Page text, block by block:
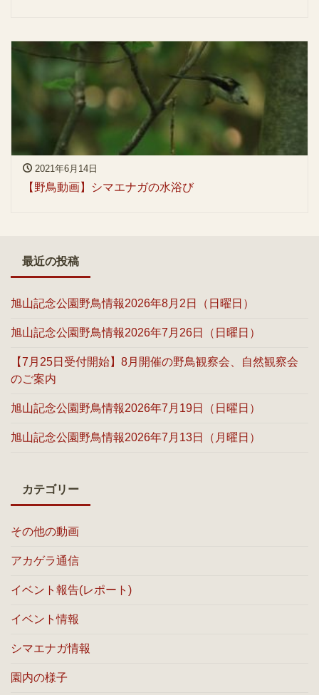
2021年6月14日
【野鳥動画】シマエナガの水浴び
最近の投稿
旭山記念公園野鳥情報2026年8月2日（日曜日）
旭山記念公園野鳥情報2026年7月26日（日曜日）
【7月25日受付開始】8月開催の野鳥観察会、自然観察会
のご案内
旭山記念公園野鳥情報2026年7月19日（日曜日）
旭山記念公園野鳥情報2026年7月13日（月曜日）
カテゴリー
その他の動画
アカゲラ通信
イベント報告(レポート)
イベント情報
シマエナガ情報
園内の様子